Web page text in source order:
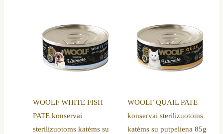
WOOLF WHITE FISH
PATE konservai
sterilizuotoms katėms su
WOOLF QUAIL PATE
konservai sterilizuotoms
katėms su putpeliena 85g